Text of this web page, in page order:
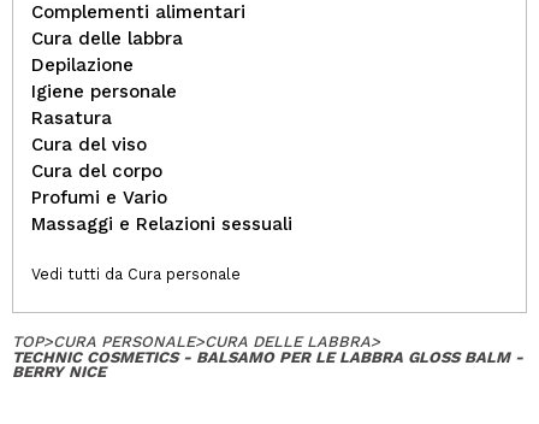
Complementi alimentari
Cura delle labbra
Depilazione
Igiene personale
Rasatura
Cura del viso
Cura del corpo
Profumi e Vario
Massaggi e Relazioni sessuali
Vedi tutti da Cura personale
TOP>CURA PERSONALE>CURA DELLE LABBRA>
TECHNIC COSMETICS - BALSAMO PER LE LABBRA GLOSS BALM -
BERRY NICE